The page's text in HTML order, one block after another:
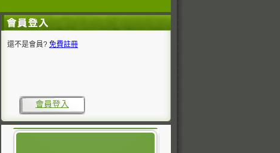
會員登入
還不是會員? 免費註冊